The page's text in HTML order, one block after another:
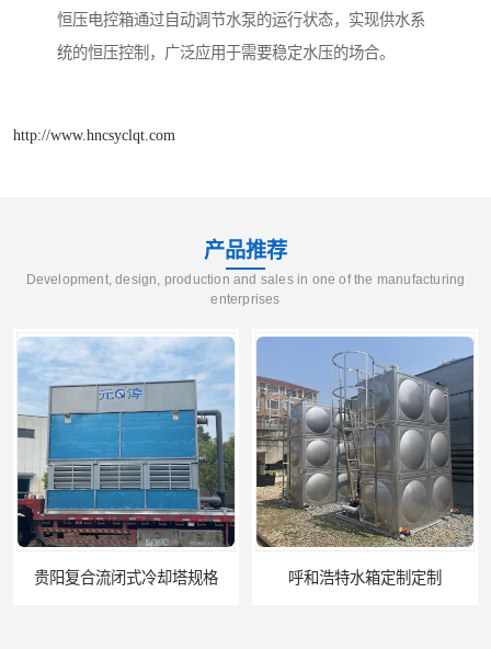
恒压电控箱通过自动调节水泵的运行状态，实现供水系
统的恒压控制，广泛应用于需要稳定水压的场合。
http://www.hncsyclqt.com
产品推荐
Development, design, production and sales in one of the manufacturing
enterprises
呼和浩特水箱定制定制 电厂冷却塔